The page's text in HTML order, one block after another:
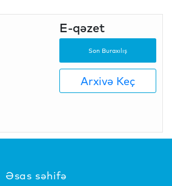
E-qəzet
Son Buraxılış
Arxivə Keç
Əsas səhifə